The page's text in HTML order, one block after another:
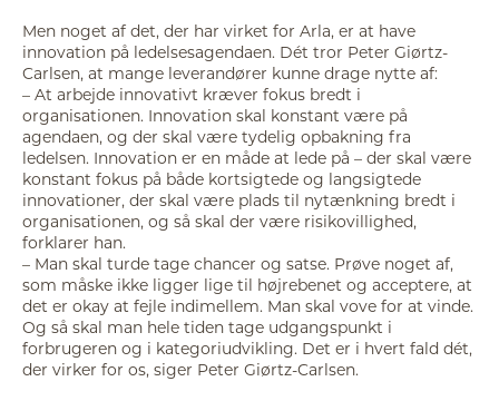
Men noget af det, der har virket for Arla, er at have
innovation på ledelsesagendaen. Dét tror Peter Giørtz-
Carlsen, at mange leverandører kunne drage nytte af:
– At arbejde innovativt kræver fokus bredt i
organisationen. Innovation skal konstant være på
agendaen, og der skal være tydelig opbakning fra
ledelsen. Innovation er en måde at lede på – der skal være
konstant fokus på både kortsigtede og langsigtede
innovationer, der skal være plads til nytænkning bredt i
organisationen, og så skal der være risikovillighed,
forklarer han.
– Man skal turde tage chancer og satse. Prøve noget af,
som måske ikke ligger lige til højrebenet og acceptere, at
det er okay at fejle indimellem. Man skal vove for at vinde.
Og så skal man hele tiden tage udgangspunkt i
forbrugeren og i kategoriudvikling. Det er i hvert fald dét,
der virker for os, siger Peter Giørtz-Carlsen.